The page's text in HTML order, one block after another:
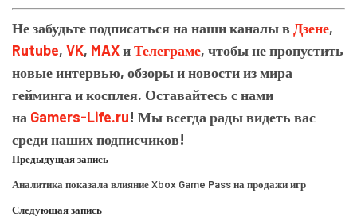
Не забудьте подписаться на наши каналы в Дзене,
Rutube, VK, MAXиТелеграме, чтобы не пропустить
новые интервью, обзоры и новости из мира
гейминга и косплея. Оставайтесь с нами
на Gamers-Life.ru! Мы всегда рады видеть вас
среди наших подписчиков!
Предыдущая запись
Аналитика показала влияние Xbox Game Pass на продажи игр
Следующая запись